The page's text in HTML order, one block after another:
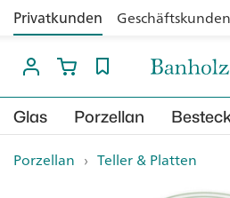
Privatkunden Geschäftskunden
Glas Porzellan
Porzellan › Teller & Platten